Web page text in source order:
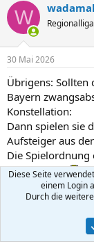
k
i
e
n
:
W Regionalliga
30 Mai 2026
Übrigens: Sollten
Bayern
Konstellation:
Dann spielen sie
Aufsteiger aus
Die Spielordnung
das möglich.
Lag wohl an der
Die
Konstellation
Diese Seite
einem Login
Durch die